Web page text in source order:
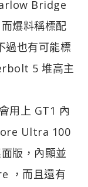
Bridge
爆料稱標配
也有可能標
5 堆高主
用上 GT1 內
Ultra 100
版，內顯並
，而且還有